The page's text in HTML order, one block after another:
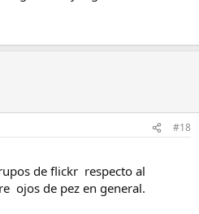
#18
de flickr respecto al
ojos de pez en general.